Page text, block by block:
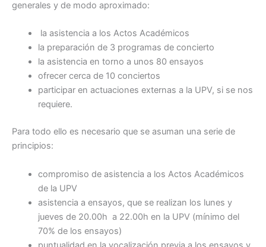
generales y de modo aproximado:
la asistencia a los Actos Académicos
la preparación de 3 programas de concierto
la asistencia en torno a unos 80 ensayos
ofrecer cerca de 10 conciertos
participar en actuaciones externas a la UPV, si se nos
requiere.
Para todo ello es necesario que se asuman una serie de
principios:
compromiso de asistencia a los Actos Académicos
de la UPV
asistencia a ensayos, que se realizan los lunes y
jueves de 20.00h a 22.00h en la UPV (mínimo del
70% de los ensayos)